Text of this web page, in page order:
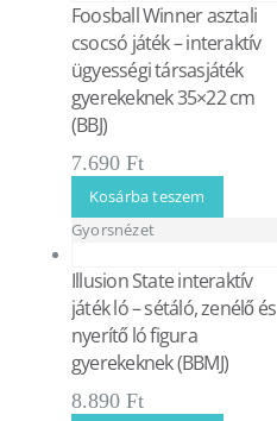
Foosball Winner asztali
csocsó játék – interaktív
ügyességi társasjáték
gyerekeknek 35×22 cm
(BBJ)
7.690 Ft
Kosárba teszem
Gyorsnézet
Illusion State interaktív
játék ló – sétáló, zenélő és
nyerítő ló figura
gyerekeknek (BBMJ)
8.890 Ft